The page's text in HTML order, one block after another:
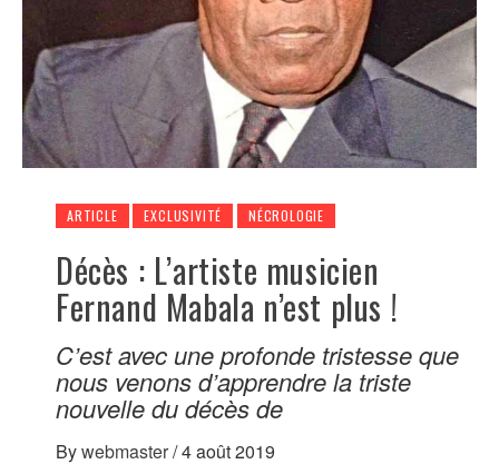
ARTICLE EXCLUSIVITÉ NÉCROLOGIE
Décès : L’artiste musicien
Fernand Mabala n’est plus !
C’est avec une profonde tristesse que
nous venons d’apprendre la triste
nouvelle du décès de
Bywebmaster/4 août 2019